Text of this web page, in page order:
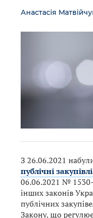
Анастасія
З 26.06.2021
публічні
06.06.2021 № 1530-
інших законів
публічних
Закону, що